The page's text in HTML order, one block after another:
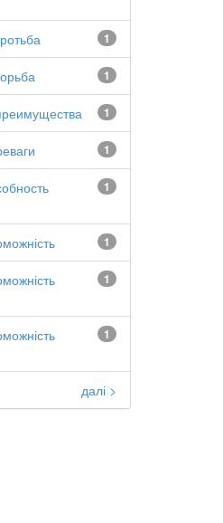
1
1
1
1
1
1
1
1
далі >